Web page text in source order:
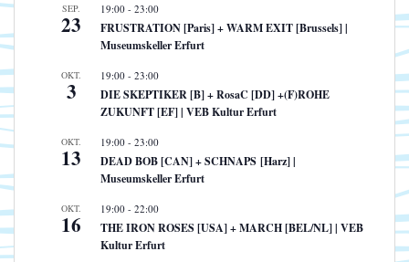
SEP.
23
19:00 - 23:00
FRUSTRATION [Paris] + WARM EXIT [Brussels] |
Museumskeller Erfurt
OKT.
3
19:00 - 23:00
DIE SKEPTIKER [B] + RosaC [DD] +(F)ROHE
ZUKUNFT [EF] | VEB Kultur Erfurt
OKT.
13
19:00 - 23:00
DEAD BOB [CAN] + SCHNAPS [Harz] |
Museumskeller Erfurt
OKT.
16
19:00 - 22:00
THE IRON ROSES [USA] + MARCH [BEL/NL] | VEB
Kultur Erfurt